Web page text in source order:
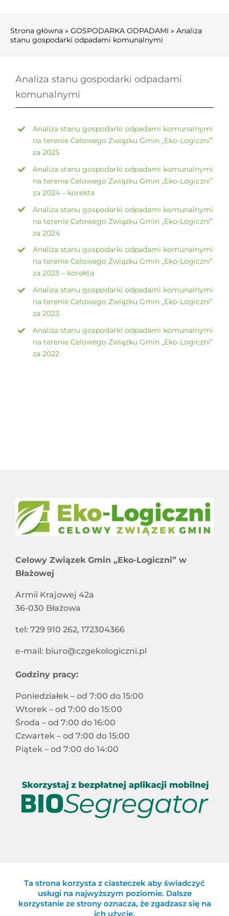
O ZWIĄZKU
GOSPODARKA ODPADAMI
RODO
KONTAKT
Strona główna » GOSPODARKA ODPADAMI » Analiza
stanu gospodarki odpadami komunalnymi
Analiza stanu gospodarki odpadami
komunalnymi
Analiza stanu gospodarki odpadami komunalnymi
na terenie Celowego Związku Gmin „Eko-Logiczni”
za 2025
Analiza stanu gospodarki odpadami komunalnymi
na terenie Celowego Związku Gmin „Eko-Logiczni”
za 2024 – korekta
Analiza stanu gospodarki odpadami komunalnymi
na terenie Celowego Związku Gmin „Eko-Logiczni”
za 2024
Analiza stanu gospodarki odpadami komunalnymi
na terenie Celowego Związku Gmin „Eko-Logiczni”
za 2023 – korekta
Analiza stanu gospodarki odpadami komunalnymi
na terenie Celowego Związku Gmin „Eko-Logiczni”
za 2023
Analiza stanu gospodarki odpadami komunalnymi
na terenie Celowego Związku Gmin „Eko-Logiczni”
za 2022
Celowy Związek Gmin „Eko-Logiczni” w
Błażowej
Armii Krajowej 42a
36-030 Błażowa
tel: 729 910 262, 172304366
e-mail: biuro@czgekologiczni.pl
Godziny pracy:
Poniedziałek – od 7:00 do 15:00
Wtorek – od 7:00 do 15:00
Środa – od 7:00 do 16:00
Czwartek – od 7:00 do 15:00
Piątek – od 7:00 do 14:00
Celowy Związek Gmin „Eko-Logiczni”
Ta strona korzysta z ciasteczek aby świadczyć
usługi na najwyższym poziomie. Dalsze
korzystanie ze strony oznacza, że zgadzasz się na
ich użycie.